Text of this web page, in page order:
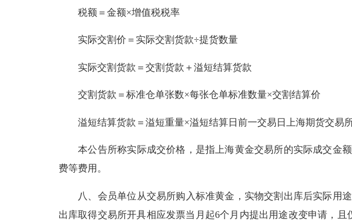
税额＝金额×增值税税率
实际交割价＝实际交割货款÷提货数量
实际交割货款＝交割货款＋溢短结算货款
交割货款＝标准仓单张数×每张仓单标准数量×交割结算价
溢短结算货款＝溢短重量×溢短结算日前一交易日上海期货交易
本公告所称实际成交价格，是指上海黄金交易所的实际成交金额
费等费用。
八、会员单位从交易所购入标准黄金，实物交割出库后实际用途
出库取得交易所开具相应发票当月起6个月内提出用途改变申请，